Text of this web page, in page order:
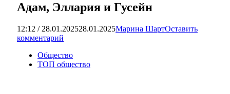
Адам, Эллария и Гусейн
12:12 / 28.01.202528.01.2025Марина ШартОставить
комментарий
Общество
ТОП общество